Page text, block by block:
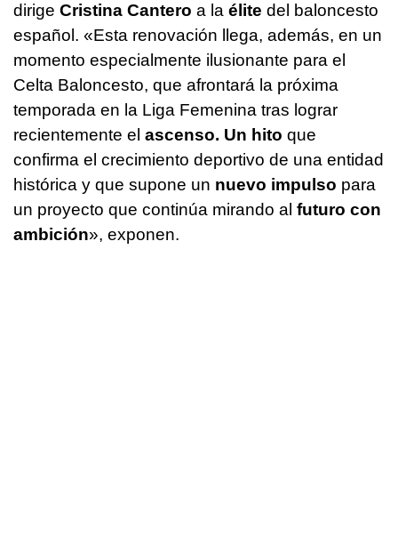
dirige Cristina Cantero a la élite del baloncesto
español. «Esta renovación llega, además, en un
momento especialmente ilusionante para el
Celta Baloncesto, que afrontará la próxima
temporada en la Liga Femenina tras lograr
recientemente el ascenso. Un hito que
confirma el crecimiento deportivo de una entidad
histórica y que supone un nuevo impulso para
un proyecto que continúa mirando al futuro con
ambición», exponen.